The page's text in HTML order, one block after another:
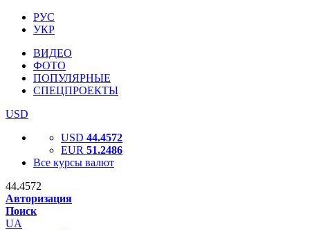
РУС
УКР
ВИДЕО
ФОТО
ПОПУЛЯРНЫЕ
СПЕЦПРОЕКТЫ
USD
USD 44.4572
EUR 51.2486
Все курсы валют
44.4572
Авторизация
Поиск
UA